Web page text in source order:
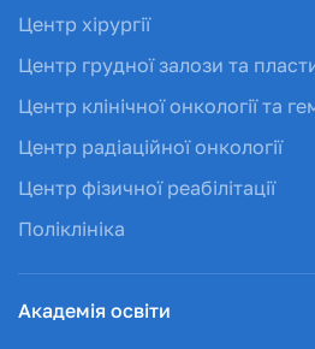
Центр хірургії
Центр грудної залози та
Центр клінічної онкології та
Центр радіаційної онкології
Центр фізичної реабілітації
Поліклініка
Академія освіти